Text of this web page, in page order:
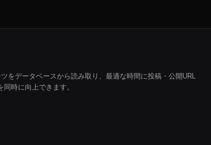
データベースから読み取り、最適な時間に投稿・公開URL
時に向上できます。